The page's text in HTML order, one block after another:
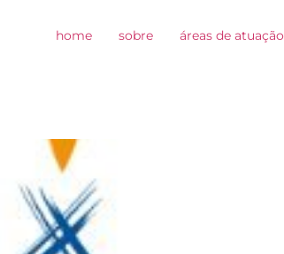
home sobre áreas de atuação